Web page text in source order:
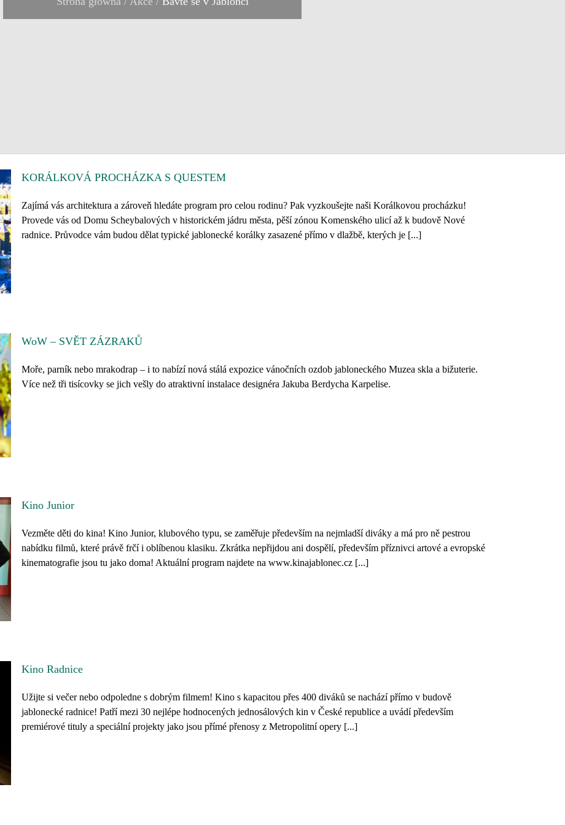
KORÁLKOVÁ PROCHÁZKA S QUESTEM
Zajímá vás architektura a zároveň hledáte program pro celou rodinu? Pak vyzkoušejte naši Korálkovou procházku!
Provede vás od Domu Scheybalových v historickém jádru města, pěší zónou Komenského ulicí až k budově Nové
radnice. Průvodce vám budou dělat typické jablonecké korálky zasazené přímo v dlažbě, kterých je [...]
WoW – SVĚT ZÁZRAKŮ
Moře, parník nebo mrakodrap – i to nabízí nová stálá expozice vánočních ozdob jabloneckého Muzea skla a bižuterie.
Více než tři tisícovky se jich vešly do atraktivní instalace designéra Jakuba Berdycha Karpelise.
Kino Junior
Vezměte děti do kina! Kino Junior, klubového typu, se zaměřuje především na nejmladší diváky a má pro ně pestrou
nabídku filmů, které právě frčí i oblíbenou klasiku. Zkrátka nepřijdou ani dospělí, především příznivci artové a evropské
kinematografie jsou tu jako doma! Aktuální program najdete na www.kinajablonec.cz [...]
Kino Radnice
Užijte si večer nebo odpoledne s dobrým filmem! Kino s kapacitou přes 400 diváků se nachází přímo v budově
jablonecké radnice! Patří mezi 30 nejlépe hodnocených jednosálových kin v České republice a uvádí především
premiérové tituly a speciální projekty jako jsou přímé přenosy z Metropolitní opery [...]